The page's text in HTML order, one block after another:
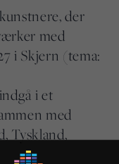
der
med
i Skjern (tema:
i et
med
Tyskland,